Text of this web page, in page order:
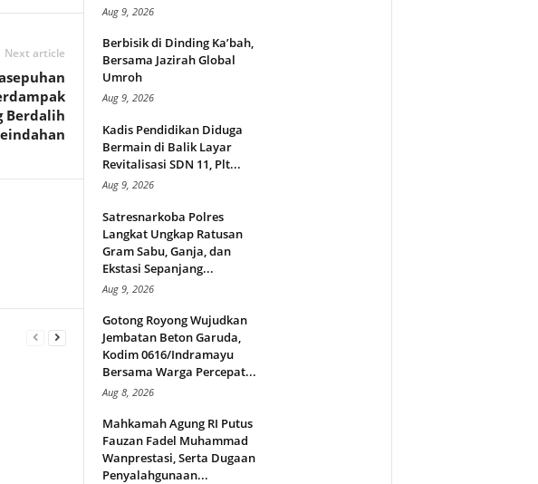
Next article
Berdalih
Aug 9, 2026
Berbisik di Dinding Ka’bah,
Bersama Jazirah Global
Umroh
Aug 9, 2026
Kadis Pendidikan Diduga
Bermain di Balik Layar
Revitalisasi SDN 11, Plt...
Aug 9, 2026
Satresnarkoba Polres
Langkat Ungkap Ratusan
Gram Sabu, Ganja, dan
Ekstasi Sepanjang...
Aug 9, 2026
Gotong Royong Wujudkan
Jembatan Beton Garuda,
Kodim 0616/Indramayu
Bersama Warga Percepat...
Aug 8, 2026
Mahkamah Agung RI Putus
Fauzan Fadel Muhammad
Wanprestasi, Serta Dugaan
Penyalahgunaan...